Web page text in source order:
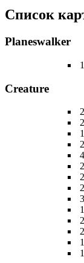
Список
Planeswalker
Creature